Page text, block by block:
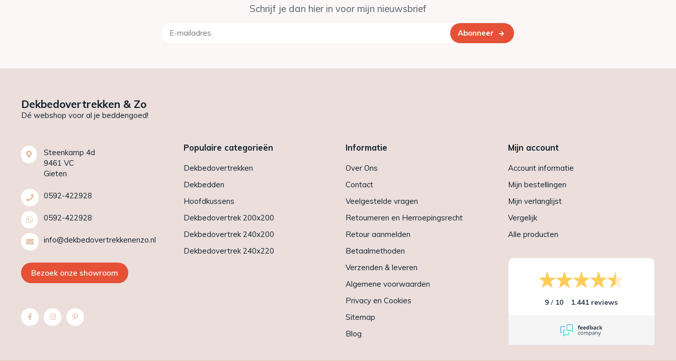
Schrijf je dan hier in voor mijn nieuwsbrief
Abonneer
Dekbedovertrekken & Zo
Dé webshop voor al je beddengoed!
Steenkamp 4d
9461 VC
Gieten
0592-422928
0592-422928
info@dekbedovertrekkenenzo.nl
Bezoek onze showroom
Populaire categorieën
Dekbedovertrekken
Dekbedden
Hoofdkussens
Dekbedovertrek 200x200
Dekbedovertrek 240x200
Dekbedovertrek 240x220
Informatie
Over Ons
Contact
Veelgestelde vragen
Retourneren en Herroepingsrecht
Retour aanmelden
Betaalmethoden
Verzenden & leveren
Algemene voorwaarden
Privacy en Cookies
Sitemap
Blog
Mijn account
Account informatie
Mijn bestellingen
Mijn verlanglijst
Vergelijk
Alle producten
9 / 10 1.441 reviews